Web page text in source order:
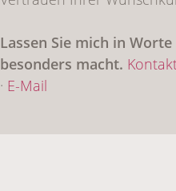
Lassen Sie mich in
besonders macht.
· E-Mail